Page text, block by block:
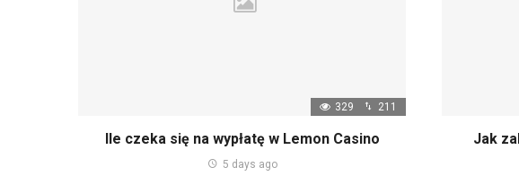
329 211
Ile czeka się na wypłatę w Lemon Casino
5 days ago
Jak